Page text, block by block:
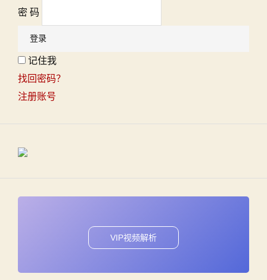
密 码
记住我
找回密码？
注册账号
VIP视频解析